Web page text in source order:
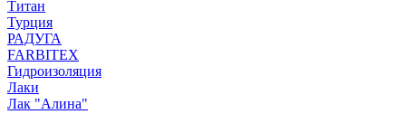
Титан
Турция
РАДУГА
FARBITEX
Гидроизоляция
Лаки
Лак "Алина"